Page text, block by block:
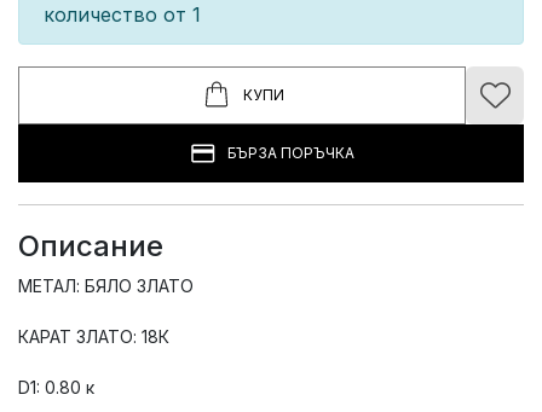
количество от 1
КУПИ
БЪРЗА ПОРЪЧКА
Описание
МЕТАЛ: БЯЛО ЗЛАТО
КАРАТ ЗЛАТО: 18К
D1: 0.80 к